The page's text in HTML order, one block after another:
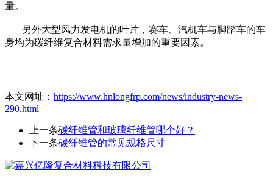
量。
另外大型风力发电机的叶片，赛车、汽机车与脚踏车的车
身均为碳纤维复合材料需求量增加的重要因素。
本文网址： https://www.hnlongfrp.com/news/industry-news-
290.html
上一条碳纤维管和玻璃纤维管哪个好？
下一条碳纤维管的常见规格尺寸